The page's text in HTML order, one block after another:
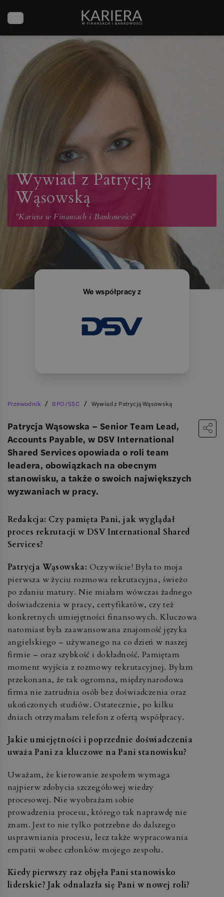
Wywiad z Patrycją
Wąsowską
"Kariera w Finansach i Bankowości"
We współpracy z
Przewodnik / BPO/SSC / Wywiad z Patrycją Wąsowską
Patrycja Wąsowska – Senior Team Lead,
Accounts Payable, w DSV International
Shared Services opowiada o roli team
leadera, obowiązkach na obecnym
stanowisku, a także o swoich największych
wyzwaniach w pracy.
Redakcja: Czy pamięta Pani, jak wyglądał
proces rekrutacji w DSV International Shared
Services?
Patrycja Wąsowska: Oczywiście! Była to moja
pierwsza w życiu rozmowa rekrutacyjna, świeżo
po zdaniu matury. Nie miałam wówczas żadnego
doświadczenia w pracy, certyfikatów, czy też
konkretnych umiejętności finansowych. Kluczowa
natomiast była zaawansowana znajomość języka
angielskiego – używanego na co dzień w naszej
firmie – oraz szybkość i dokładność. Pamiętam
moment wyjścia z rozmowy rekrutacyjnej. Byłam
przekonana, że tak ogromna, międzynarodowa
firma nie zatrudnia osób bez doświadczenia oraz
ukończonych studiów. Ostatecznie, po kilku
dniach otrzymałam telefon z ofertą współpracy.
Jakie umiejętności i poprzednie doświadczenia
uważa Pani za kluczowe na Pani stanowisku?
Uważam, że kierowanie zespołem wymaga
najpierw zdobycia szczegółowej wiedzy
procesowej. Nie wyobrażam sobie
prowadzenia procesu, którego tak naprawdę nie
znam. Jest to nie tylko potrzebne do dalszego
usprawniania procesu, lecz także wypracowania
empatii wobec członków mojego zespołu.
Kiedy pierwszy raz objęła Pani stanowisko
liderskie? Jak odnalazła się Pani w nowej roli?